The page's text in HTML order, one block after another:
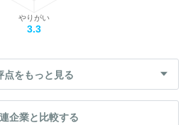
やりがい
3.3
点をもっと見る
企業と比較する